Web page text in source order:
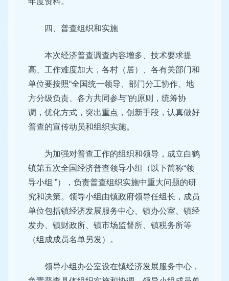
四、普查组织和实施
本次经济普查调查内容增多、技术要求提
高、工作难度加大，各村（居）、各有关部门和
单位要按照“全国统一领导、部门分工协作、地
方分级负责、各方共同参与”的原则，统筹协
调，优化方式，突出重点，创新手段，认真做好
普查的宣传动员和组织实施。
为加强对普查工作的组织和领导，成立白鹤
镇第五次全国经济普查领导小组（以下简称“领
导小组 ”），负责普查组织实施中重大问题的研
究和决策。领导小组由镇政府领导任组长，成员
单位包括镇经济发展服务中心、镇办公室、镇经
发办、镇财政所、镇市场监督所、镇税务所等
（组成成员名单另发）。
领导小组办公室设在镇经济发展服务中心，